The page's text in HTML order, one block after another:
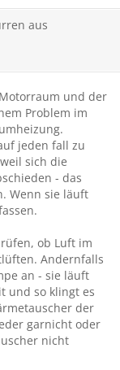
aus
und der
Problem im
jeden fall zu
sich die
- das
Wenn sie läuft
ob Luft im
Andernfalls
an - sie läuft
und so klingt es
der
garnicht oder
nicht